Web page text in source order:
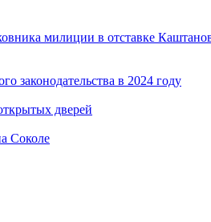
милиции в отставке
законодательства в 2024 году
дверей
Соколе